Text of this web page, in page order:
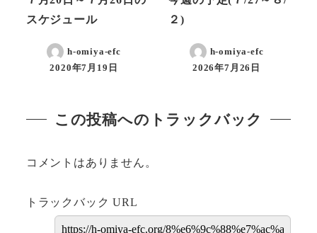
スケジュール
h-omiya-efc
2020年7月19日
２)
h-omiya-efc
2026年7月26日
この投稿へのトラックバック
コメントはありません。
トラックバック URL